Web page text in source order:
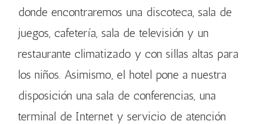
donde encontraremos una discoteca, sala de
juegos, cafetería, sala de televisión y un
restaurante climatizado y con sillas altas para
los niños. Asimismo, el hotel pone a nuestra
disposición una sala de conferencias, una
terminal de Internet y servicio de atención